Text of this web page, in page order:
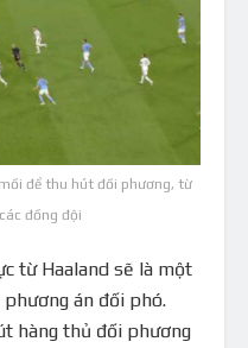
để thu hút đối phương, từ
đồng đội
từ Haaland sẽ là một
án đối phó.
hàng thủ đối phương